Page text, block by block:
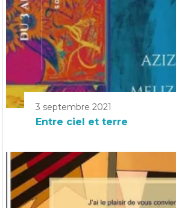
3 septembre 2021
Entre ciel et terre